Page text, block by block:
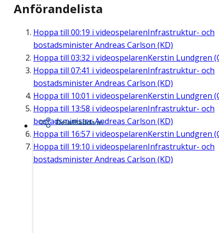
Anförandelista
Hoppa till 00:19 i videospelarenInfrastruktur- och
bostadsminister Andreas Carlson (KD)
Hoppa till 03:32 i videospelarenKerstin Lundgren
Hoppa till 07:41 i videospelarenInfrastruktur- och
bostadsminister Andreas Carlson (KD)
Hoppa till 10:01 i videospelarenKerstin Lundgren
Hoppa till 13:58 i videospelarenInfrastruktur- och
bostadsminister Andreas Carlson (KD)
Hoppa till 16:57 i videospelarenKerstin Lundgren
Hoppa till 19:10 i videospelarenInfrastruktur- och
bostadsminister Andreas Carlson (KD)
Dela/Bädda in